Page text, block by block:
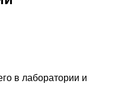
в лаборатории и